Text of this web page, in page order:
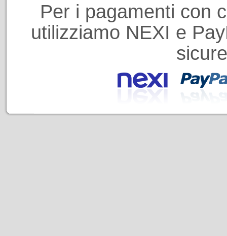
Per i pagamenti con
utilizziamo NEXI e